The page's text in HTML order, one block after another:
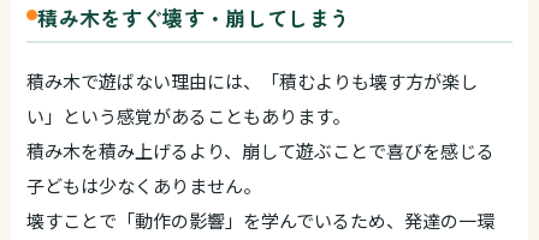
積み木をすぐ壊す・崩してしまう
積み木で遊ばない理由には、「積むよりも壊す方が楽し
い」という感覚があることもあります。
積み木を積み上げるより、崩して遊ぶことで喜びを感じる
子どもは少なくありません。
壊すことで「動作の影響」を学んでいるため、発達の一環